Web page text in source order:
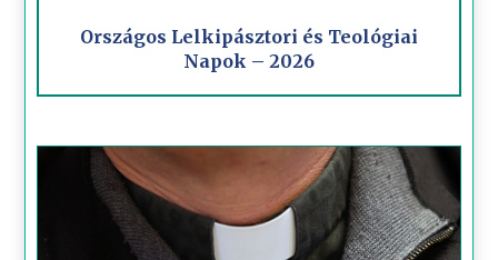
Országos Lelkipásztori és Teológiai
Napok – 2026